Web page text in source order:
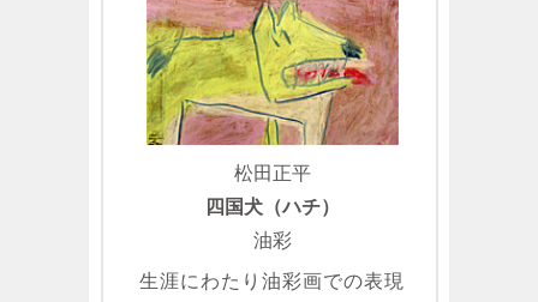
松田正平
四国犬（ハチ）
油彩
生涯にわたり油彩画での表現